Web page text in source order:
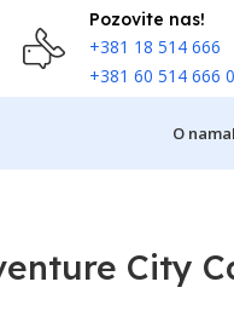
Pozovite nas!
+381 18 514 666
+381 60 514 666 0
O nama
City